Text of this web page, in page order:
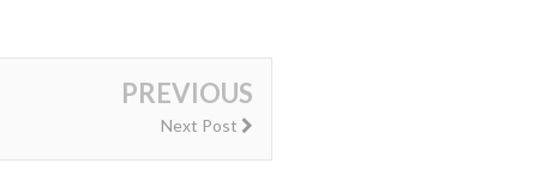
PREVIOUS
Next Post